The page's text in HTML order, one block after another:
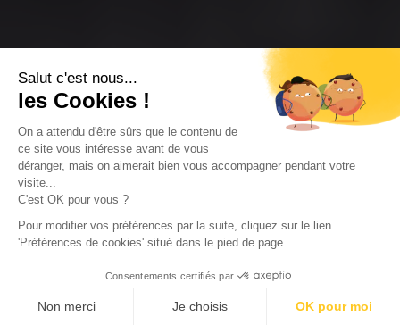
Salut c'est nous...
les Cookies !
On a attendu d'être sûrs que le contenu de
ce site vous intéresse avant de vous
déranger, mais on aimerait bien vous accompagner pendant votre
visite...
C'est OK pour vous ?
Pour modifier vos préférences par la suite, cliquez sur le lien
'Préférences de cookies' situé dans le pied de page.
Consentements certifiés par
Non merci Je choisis OK pour moi